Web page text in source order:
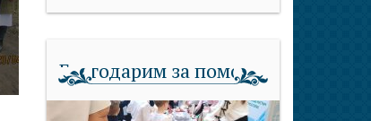
Благодарим за помощь